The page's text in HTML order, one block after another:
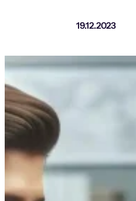
19.12.2023